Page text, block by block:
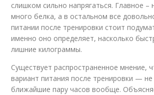
слишком сильно напрягаться. Главное –
много белка, а в остальном все
питании после тренировки стоит
именно оно определяет, насколько
лишние килограммы.
Существует распространенное мнение,
вариант питания после тренировки — не
ближайшие пару часов вообще.